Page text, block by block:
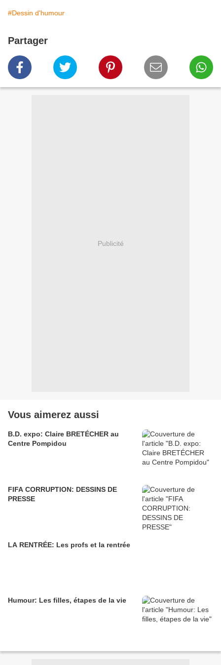
#Dessin d'humour
Partager
Publicité
Vous aimerez aussi
B.D. expo: Claire BRETÉCHER au
Centre Pompidou
FIFA CORRUPTION: DESSINS DE
PRESSE
LA RENTRÉE: Les profs et la rentrée
Humour: Les filles, étapes de la vie